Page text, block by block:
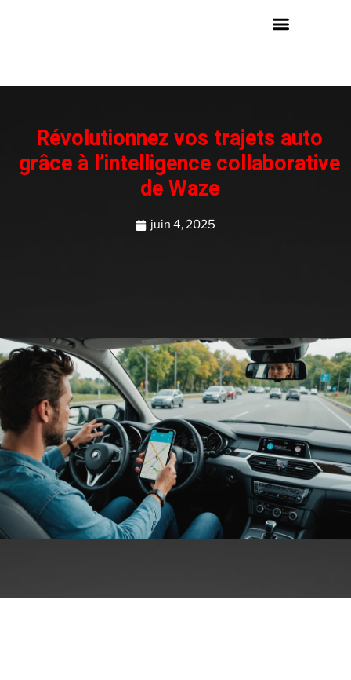
Révolutionnez vos trajets auto
grâce à l’intelligence collaborative
de Waze
juin 4, 2025